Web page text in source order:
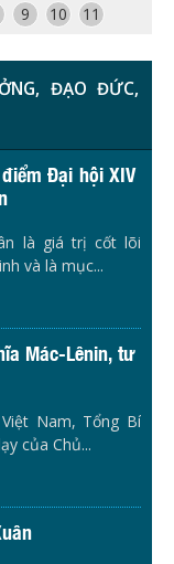
9 10 11
ĐẠO ĐỨC,
Đại hội XIV
là giá trị cốt lõi
và là mục...
Mác-Lênin, tư
Nam, Tổng Bí
của Chủ...